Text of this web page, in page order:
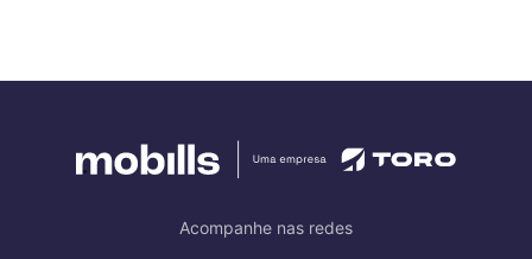
Acompanhe nas redes